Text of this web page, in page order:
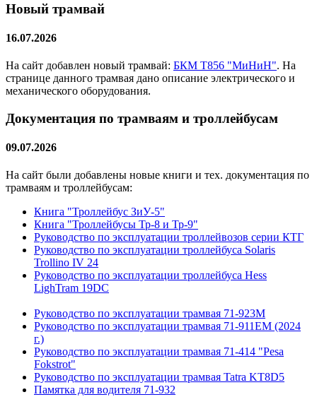
Новый трамвай
16.07.2026
На сайт добавлен новый трамвай: БКМ Т856 "МиНиН". На
странице данного трамвая дано описание электрического и
механического оборудования.
Документация по трамваям и троллейбусам
09.07.2026
На сайт были добавлены новые книги и тех. документация по
трамваям и троллейбусам:
Книга "Троллейбус ЗиУ-5"
Книга "Троллейбусы Тр-8 и Тр-9"
Руководство по эксплуатации троллейвозов серии КТГ
Руководство по эксплуатации троллейбуса Solaris
Trollino IV 24
Руководство по эксплуатации троллейбуса Hess
LighTram 19DC
Руководство по эксплуатации трамвая 71-923М
Руководство по эксплуатации трамвая 71-911ЕМ (2024
г.)
Руководство по эксплуатации трамвая 71-414 "Pesa
Fokstrot"
Руководство по эксплуатации трамвая Tatra KT8D5
Памятка для водителя 71-932